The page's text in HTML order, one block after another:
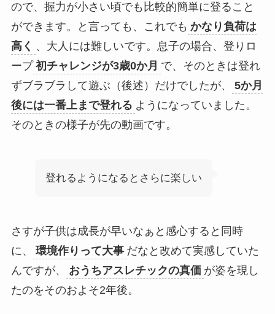
ので、握力が小さい頃でも比較的簡単に登ること
ができます。と言っても、これでも かなり負荷は
高く 、大人には難しいです。息子の場合、登りロ
ープ 初チャレンジが3歳0か月 で、そのときは登れ
ずブラブラして遊ぶ（後述）だけでしたが、
5か月
後には一番上まで登れる ようになっていました。
そのときの様子が先の動画です。
登れるようになるとさらに楽しい
さすが子供は成長が早いなぁと感心すると同時
に、
環境作りって大事 だなと改めて実感していた
んですが、
おうちアスレチックの真価 が姿を現し
たのをそのおよそ2年後。